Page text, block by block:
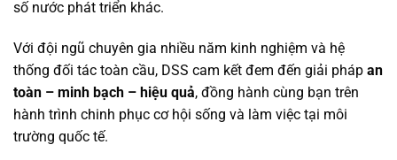
số nước phát triển khác.
Với đội ngũ chuyên gia nhiều năm kinh nghiệm và hệ
thống đối tác toàn cầu, DSS cam kết đem đến giải pháp an
toàn – minh bạch – hiệu quả, đồng hành cùng bạn trên
hành trình chinh phục cơ hội sống và làm việc tại môi
trường quốc tế.